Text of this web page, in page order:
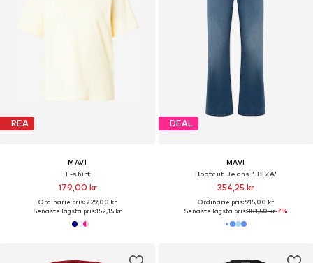
REA
MAVI
T-shirt
179,00 kr
Ordinarie pris: 229,00 kr
Senaste lägsta pris:152,15 kr
DEAL
MAVI
Bootcut Jeans 'IBIZA'
354,25 kr
Ordinarie pris: 915,00 kr
Senaste lägsta pris:381,50 kr-7%